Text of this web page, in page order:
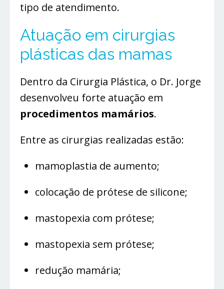
tipo de atendimento.
Atuação em cirurgias
plásticas das mamas
Dentro da Cirurgia Plástica, o Dr. Jorge
desenvolveu forte atuação em
procedimentos mamários.
Entre as cirurgias realizadas estão:
mamoplastia de aumento;
colocação de prótese de silicone;
mastopexia com prótese;
mastopexia sem prótese;
redução mamária;